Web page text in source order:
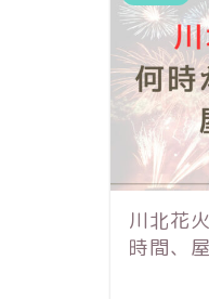
川北花
時間、